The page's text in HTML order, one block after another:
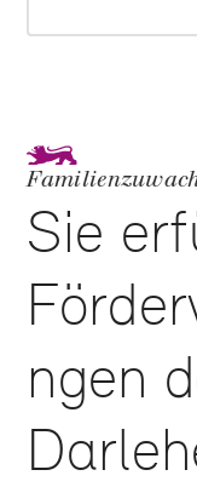
Sie
ngen